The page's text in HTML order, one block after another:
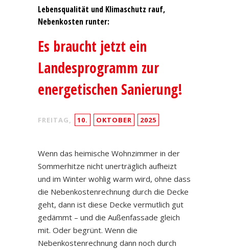
Lebensqualität und Klimaschutz rauf,
Nebenkosten runter:
Es braucht jetzt ein
Landesprogramm zur
energetischen Sanierung!
FREITAG, 10. OKTOBER 2025
Wenn das heimische Wohnzimmer in der
Sommerhitze nicht unerträglich aufheizt
und im Winter wohlig warm wird, ohne dass
die Nebenkostenrechnung durch die Decke
geht, dann ist diese Decke vermutlich gut
gedämmt – und die Außenfassade gleich
mit. Oder begrünt. Wenn die
Nebenkostenrechnung dann noch durch